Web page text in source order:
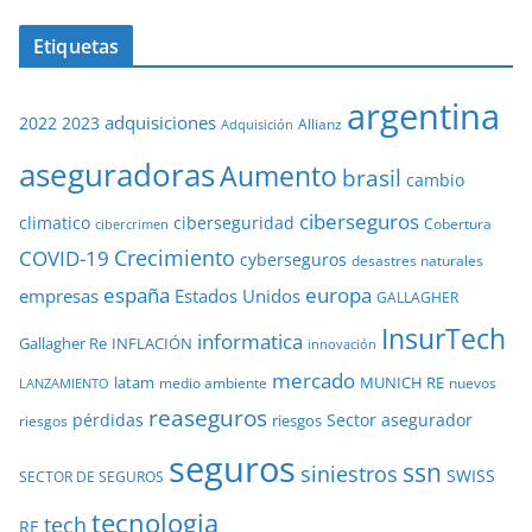
Etiquetas
2022 2023 adquisiciones Adquisición Allianz argentina
aseguradorasAumento brasil cambio
climatico cibercrimen ciberseguridad ciberseguros Cobertura
COVID-19 Crecimiento cyberseguros desastres naturales
empresas españa Estados Unidos europa GALLAGHER
Gallagher Re INFLACIÓN informatica innovación InsurTech
LANZAMIENTO latam medio ambiente mercado MUNICH RE nuevos
riesgos pérdidas reaseguros riesgos Sector asegurador
SECTOR DE SEGUROS seguros siniestros ssn SWISS
RE tech tecnologia